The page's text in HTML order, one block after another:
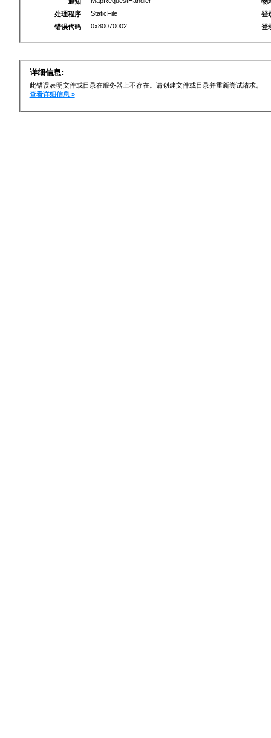
处理程序
StaticFile
错误代码
0x80070002
登
登
详细信息:
此错误表明文件或目录在服务器上不存在。请创建文件或目录并重新尝试请求。
查看详细信息 »